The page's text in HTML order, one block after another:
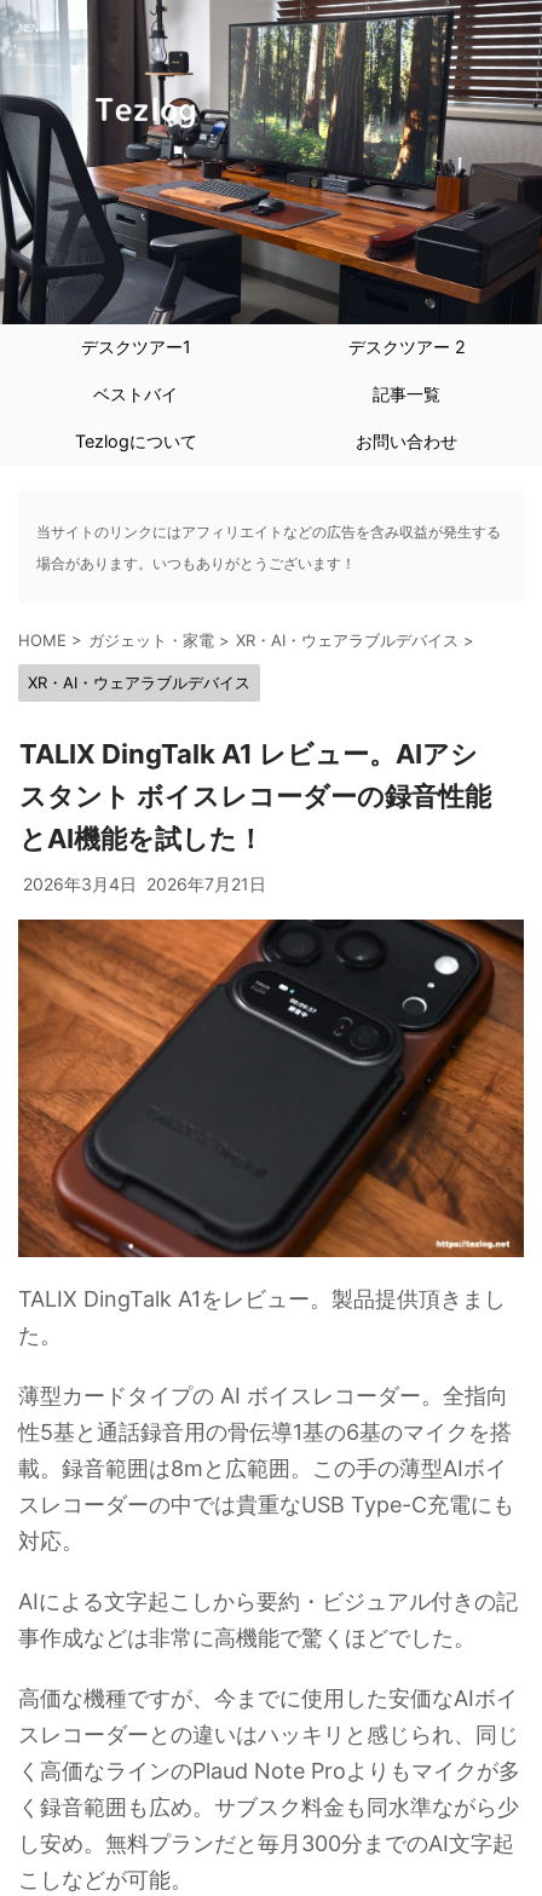
デスクツアー1 デスクツアー 2
ベストバイ 記事一覧
Tezlogについて お問い合わせ
当サイトのリンクにはアフィリエイトなどの広告を含み収益が発生する
場合があります。いつもありがとうございます！
HOME > ガジェット・家電 > XR・AI・ウェアラブルデバイス >
XR・AI・ウェアラブルデバイス
TALIX DingTalk A1 レビュー。AIアシ
スタント ボイスレコーダーの録音性能
とAI機能を試した！
2026年3月4日 2026年7月21日
TALIX DingTalk A1をレビュー。製品提供頂きまし
た。
薄型カードタイプの AI ボイスレコーダー。全指向
性5基と通話録音用の骨伝導1基の6基のマイクを搭
載。録音範囲は8mと広範囲。この手の薄型AIボイ
スレコーダーの中では貴重なUSB Type-C充電にも
対応。
AIによる文字起こしから要約・ビジュアル付きの記
事作成などは非常に高機能で驚くほどでした。
高価な機種ですが、今までに使用した安価なAIボイ
スレコーダーとの違いはハッキリと感じられ、同じ
く高価なラインのPlaud Note Proよりもマイクが多
く録音範囲も広め。サブスク料金も同水準ながら少
し安め。無料プランだと毎月300分までのAI文字起
こしなどが可能。